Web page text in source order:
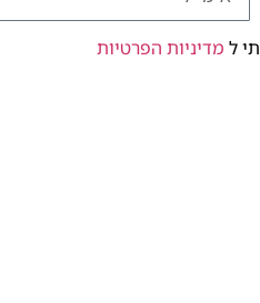
ל מדיניות הפרטיות